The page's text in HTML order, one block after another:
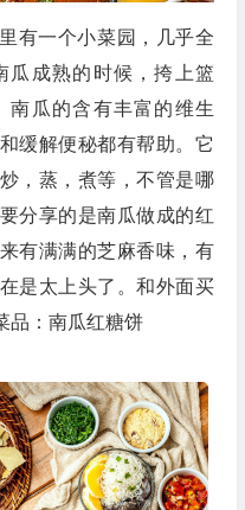
有一个小菜园，几乎全
瓜成熟的时候，挎上篮
南瓜的含有丰富的维生
缓解便秘都有帮助。它
，蒸，煮等，不管是哪
分享的是南瓜做成的红
有满满的芝麻香味，有
是太上头了。和外面买
品：南瓜红糖饼